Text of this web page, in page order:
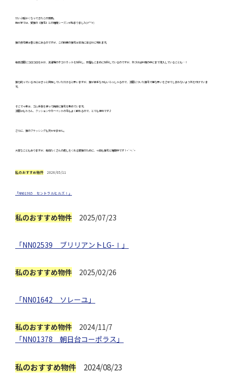
だいぶ暖かくなってきたこの季節。
我が家では、愛猫の【猫毛】との格闘シーズンが始まりました(#^^#)
猫の換毛期は春と秋にあるのですが、この時期の猫毛は本当に至る所に現れます。
毎日洋服にコロコロをかけ、洗濯機のホコリネットを掃除し、部屋もこまめに掃除しているのですが、気づけば料理の中にまで潜入していることも…！
猫を飼っている方にはきっと共感していただけると思いますが、猫が苦手な方もいらっしゃるので、洋服についた猫毛で嫌な思いをさせてしまわないよう気を付けていま
す。
そこで今年は、ゴム手袋を使って簡単に猫毛を集めています。
洋服はもちろん、クッションやカーペットの毛もよく取れるので、とても便利です♪
さらに、猫のブラッシングも欠かせません。
大変なこともありますが、毎日たくさんの癒しをくれる愛猫のために、今日も猫毛と格闘中です！<`ヘ´>
私のおすすめ物件 2026/05/11
「NN01985 セントラルヒルズⅠ」
私のおすすめ物件 2025/07/23
「NN02539 ブリリアントLG-Ⅰ」
私のおすすめ物件 2025/02/26
「NN01642 ソレーユ」
私のおすすめ物件
2024/11/7
「NN01378 朝日台コーポラス」
私のおすすめ物件 2024/08/23